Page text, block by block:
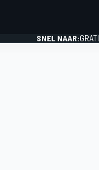
SNEL NAAR: